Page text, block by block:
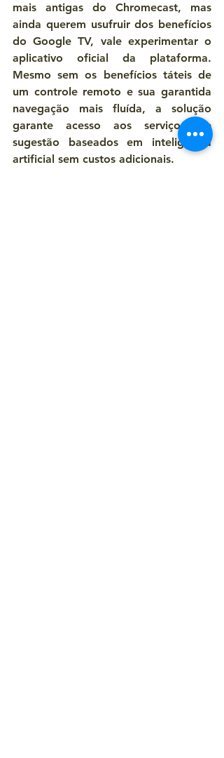
mais antigas do Chromecast, mas
ainda querem usufruir dos benefícios
do Google TV, vale experimentar o
aplicativo oficial da plataforma.
Mesmo sem os benefícios táteis de
um controle remoto e sua garantida
navegação mais fluída, a solução
garante acesso aos serviços de
sugestão baseados em inteligência
artificial sem custos adicionais.